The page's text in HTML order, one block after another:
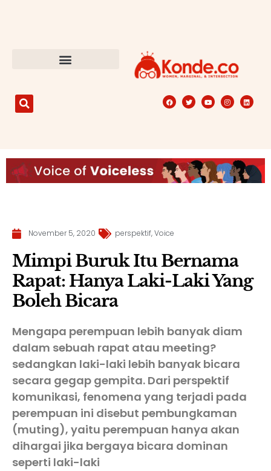
November 5, 2020 perspektif,Voice
Mimpi Buruk Itu Bernama
Rapat: Hanya Laki-Laki Yang
Boleh Bicara
Mengapa perempuan lebih banyak diam
dalam sebuah rapat atau meeting?
sedangkan laki-laki lebih banyak bicara
secara gegap gempita. Dari perspektif
komunikasi, fenomena yang terjadi pada
perempuan ini disebut pembungkaman
(muting), yaitu perempuan hanya akan
dihargai jika bergaya bicara dominan
seperti laki-laki